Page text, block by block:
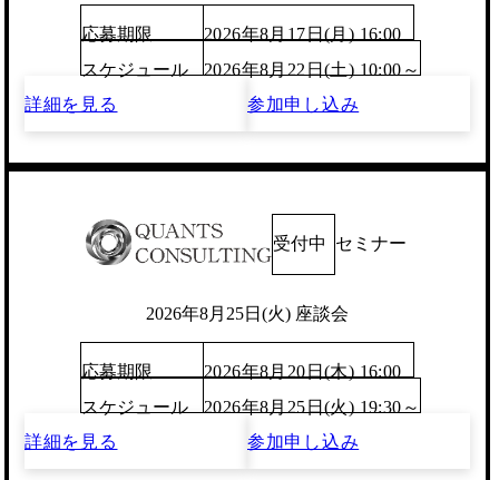
応募期限
2026年8月17日(月) 16:00
スケジュール
2026年8月22日(土) 10:00～
詳細を見る
参加申し込み
受付中 セミナー
2026年8月25日(火) 座談会
応募期限
2026年8月20日(木) 16:00
スケジュール
2026年8月25日(火) 19:30～
詳細を見る
参加申し込み